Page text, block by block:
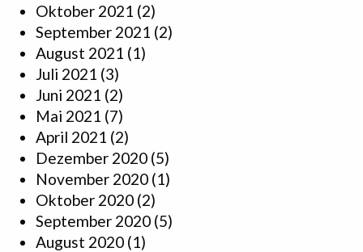
Oktober 2021 (2)
September 2021 (2)
August 2021 (1)
Juli 2021 (3)
Juni 2021 (2)
Mai 2021 (7)
April 2021 (2)
Dezember 2020 (5)
November 2020 (1)
Oktober 2020 (2)
September 2020 (5)
August 2020 (1)